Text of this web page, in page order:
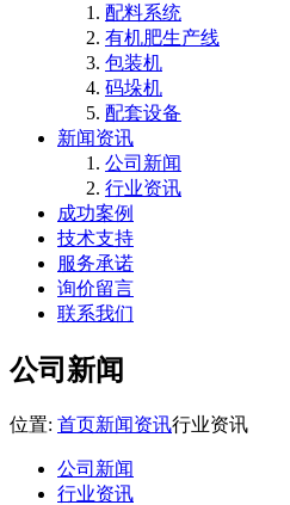
配料系统
有机肥生产线
包装机
码垛机
配套设备
新闻资讯
公司新闻
行业资讯
成功案例
技术支持
服务承诺
询价留言
联系我们
公司新闻
位置: 首页新闻资讯行业资讯
公司新闻
行业资讯